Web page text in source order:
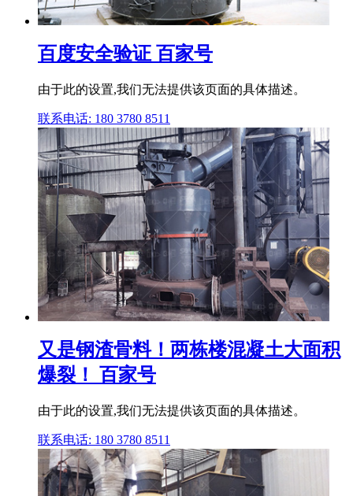
百度安全验证 百家号
由于此的设置,我们无法提供该页面的具体描述。
联系电话: 180 3780 8511
又是钢渣骨料！两栋楼混凝土大面积
爆裂！ 百家号
由于此的设置,我们无法提供该页面的具体描述。
联系电话: 180 3780 8511